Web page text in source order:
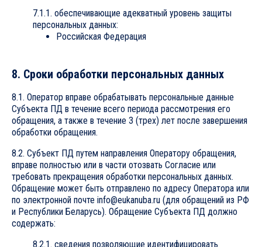
7.1.1. обеспечивающие адекватный уровень защиты
персональных данных:
Российская Федерация
8. Сроки обработки персональных данных
8.1. Оператор вправе обрабатывать персональные данные
Субъекта ПД в течение всего периода рассмотрения его
обращения, а также в течение 3 (трех) лет после завершения
обработки обращения.
8.2. Субъект ПД путем направления Оператору обращения,
вправе полностью или в части отозвать Согласие или
требовать прекращения обработки персональных данных.
Обращение может быть отправлено по адресу Оператора или
по электронной почте info@eukanuba.ru (для обращений из РФ
и Республики Беларусь). Обращение Субъекта ПД должно
содержать:
8.2.1. сведения позволяющие идентифицировать